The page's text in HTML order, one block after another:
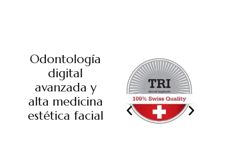
Odontología
digital
avanzada y
alta medicina
estética facial